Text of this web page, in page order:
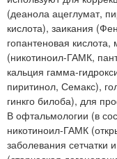
(деанола ацеглумат,
кислота), заикания
гопантеновая
(никотиноил-ГАМК,
кальция гамма-
пиритинол, Семакс),
гинкго билоба), для
В офтальмологии (в
никотиноил-ГАМК
заболевания сетчатки